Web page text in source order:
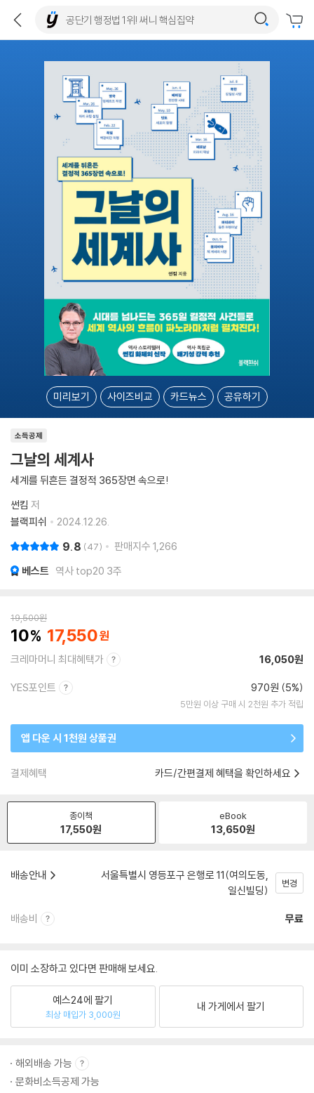
미리보기 사이즈비교 카드뉴스 공유하기
소득공제
그날의 세계사
세계를 뒤흔든 결정적 365장면 속으로!
썬킴 저
블랙피쉬
2024.12.26.
9.8 47 판매지수 1,266
베스트 역사 top20 3주
19,500원
10 17,550
크레마머니 최대혜택가 16,050원
YES포인트 970원 (5%)
5만원 이상 구매 시 2천원 추가 적립
앱 다운 시 1천원 상품권
결제혜택 카드/간편결제 혜택을 확인하세요
종이책
17,550원
eBook
13,650원
배송안내
서울특별시 영등포구 은행로 11(여의도동,
일신빌딩)
변경
배송비 무료
이미 소장하고 있다면 판매해 보세요.
예스24에 팔기
최상 매입가 3,000원
내 가게에서 팔기
해외배송 가능
문화비소득공제 가능